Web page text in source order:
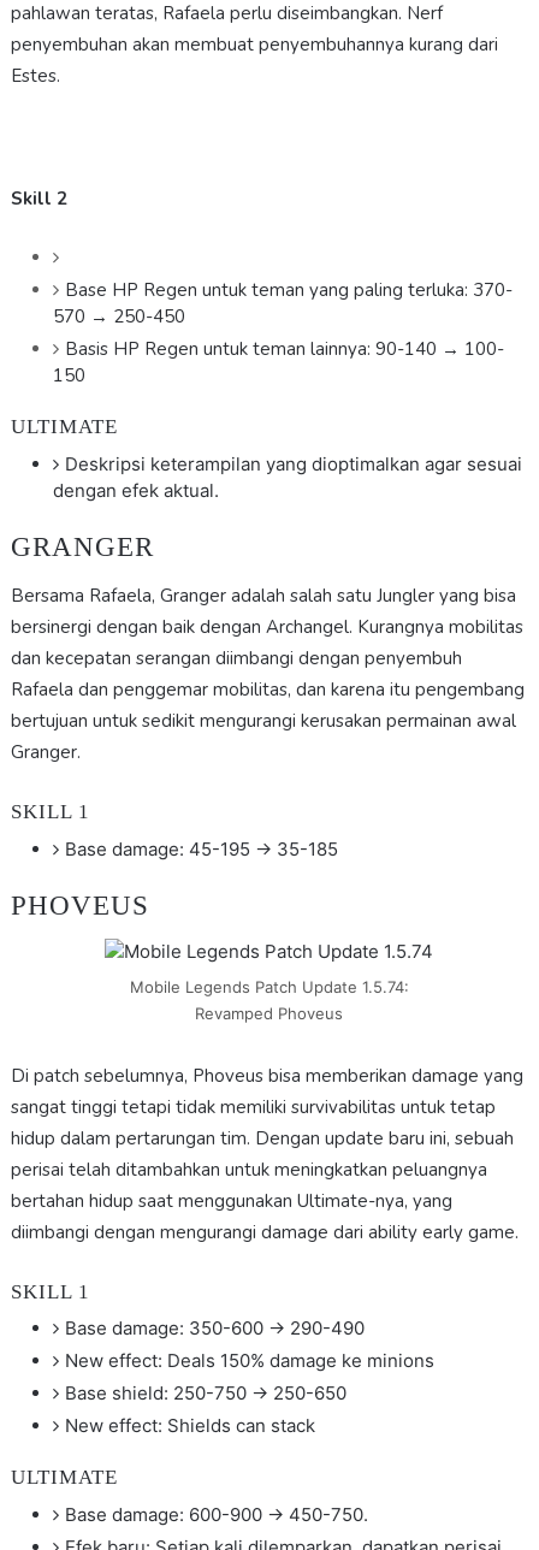
pahlawan teratas, Rafaela perlu diseimbangkan. Nerf
penyembuhan akan membuat penyembuhannya kurang dari
Estes.
Skill 2
Base HP Regen untuk teman yang paling terluka: 370-
570 → 250-450
Basis HP Regen untuk teman lainnya: 90-140 → 100-
150
ULTIMATE
Deskripsi keterampilan yang dioptimalkan agar sesuai
dengan efek aktual.
GRANGER
Bersama Rafaela, Granger adalah salah satu Jungler yang bisa
bersinergi dengan baik dengan Archangel. Kurangnya mobilitas
dan kecepatan serangan diimbangi dengan penyembuh
Rafaela dan penggemar mobilitas, dan karena itu pengembang
bertujuan untuk sedikit mengurangi kerusakan permainan awal
Granger.
SKILL 1
Base damage: 45-195 → 35-185
PHOVEUS
Mobile Legends Patch Update 1.5.74:
Revamped Phoveus
Di patch sebelumnya, Phoveus bisa memberikan damage yang
sangat tinggi tetapi tidak memiliki survivabilitas untuk tetap
hidup dalam pertarungan tim. Dengan update baru ini, sebuah
perisai telah ditambahkan untuk meningkatkan peluangnya
bertahan hidup saat menggunakan Ultimate-nya, yang
diimbangi dengan mengurangi damage dari ability early game.
SKILL 1
Base damage: 350-600 → 290-490
New effect: Deals 150% damage ke minions
Base shield: 250-750 → 250-650
New effect: Shields can stack
ULTIMATE
Base damage: 600-900 → 450-750.